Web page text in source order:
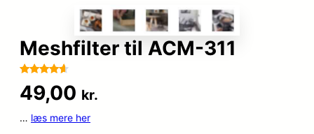
Meshfilter til ACM-311
som4.5
ud af 5
49,00 kr.
… læs mere her